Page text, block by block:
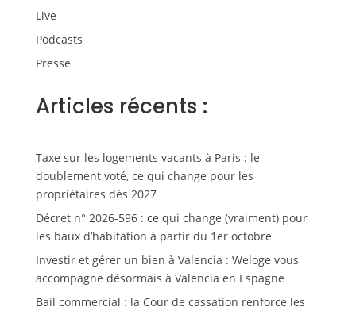
Live
Podcasts
Presse
Articles récents :
Taxe sur les logements vacants à Paris : le
doublement voté, ce qui change pour les
propriétaires dès 2027
Décret n° 2026-596 : ce qui change (vraiment) pour
les baux d’habitation à partir du 1er octobre
Investir et gérer un bien à Valencia : Weloge vous
accompagne désormais à Valencia en Espagne
Bail commercial : la Cour de cassation renforce les